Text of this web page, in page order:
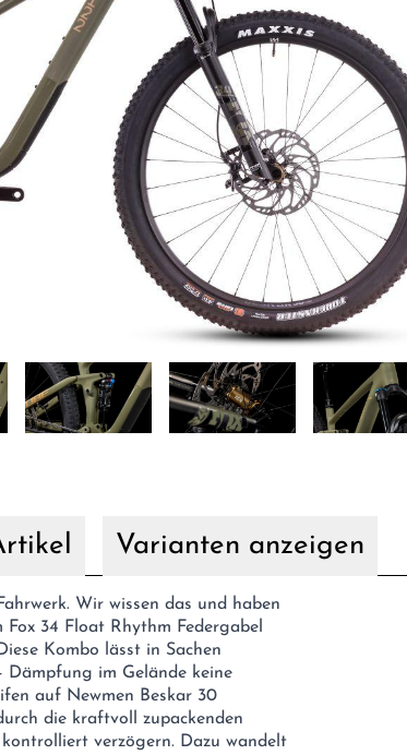
Varianten anzeigen
Wir wissen das und haben
34 Float Rhythm Federgabel
Kombo lässt in Sachen
Dämpfung im Gelände keine
auf Newmen Beskar 30
die kraftvoll zupackenden
verzögern. Dazu wandelt